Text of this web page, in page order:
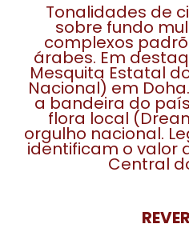
Tonalidades de
sobre fundo
complexos
árabes. Em
Mesquita Estatal
Nacional) em
a bandeira do
flora local
orgulho nacional.
identificam o valor
Central